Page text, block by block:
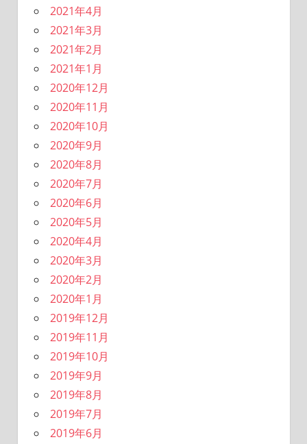
2021年4月
2021年3月
2021年2月
2021年1月
2020年12月
2020年11月
2020年10月
2020年9月
2020年8月
2020年7月
2020年6月
2020年5月
2020年4月
2020年3月
2020年2月
2020年1月
2019年12月
2019年11月
2019年10月
2019年9月
2019年8月
2019年7月
2019年6月